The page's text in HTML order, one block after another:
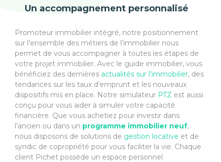
Un accompagnement personnalisé
Promoteur immobilier intégré, notre positionnement
sur l’ensemble des métiers de l’immobilier nous
permet de vous accompagner à toutes les étapes de
votre projet immobilier. Avec le guide immobilier, vous
bénéficiez des dernières actualités sur l’immobilier, des
tendances sur les taux d’emprunt et les nouveaux
dispositifs mis en place. Notre simulateur PTZ est aussi
conçu pour vous aider à simuler votre capacité
financière. Que vous achetiez pour investir dans
l’ancien ou dans un programme immobilier neuf,
nous disposons de solutions de gestion locative et de
syndic de copropriété pour vous faciliter la vie. Chaque
client Pichet possède un espace personnel